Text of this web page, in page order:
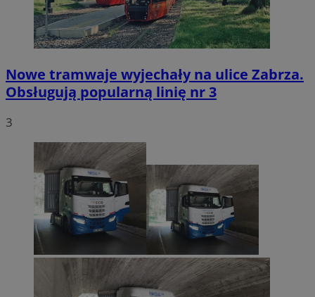
Nowe tramwaje wyjechały na ulice Zabrza.
Obsługują popularną linię nr 3
3